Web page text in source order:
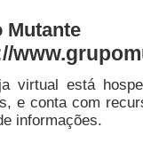
Mutante
virtual está
e conta com
informações.